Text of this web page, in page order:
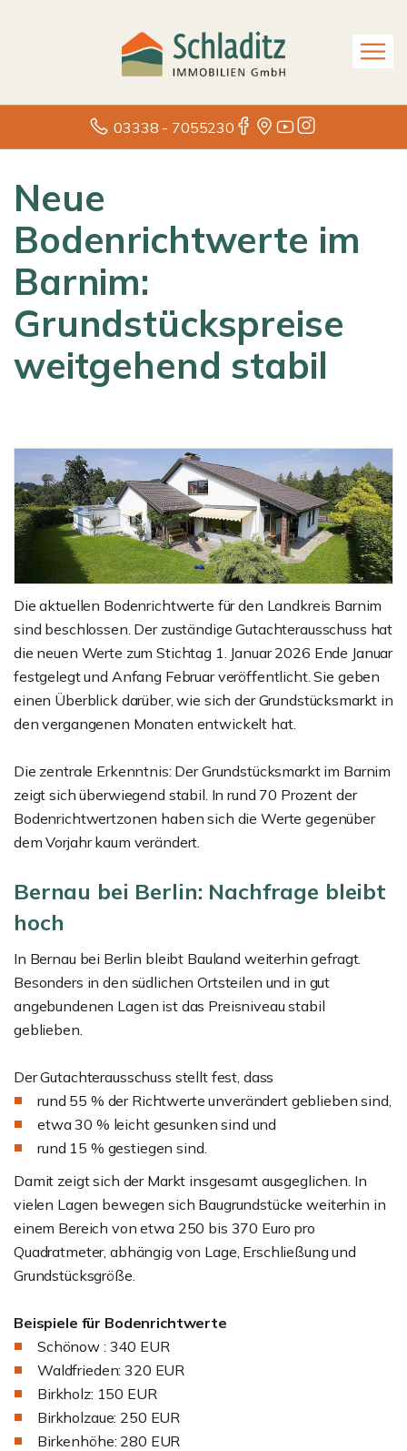
03338 - 7055230
Neue
Bodenrichtwerte im
Barnim:
Grundstückspreise
weitgehend stabil
Die aktuellen Bodenrichtwerte für den Landkreis Barnim
sind beschlossen. Der zuständige Gutachterausschuss hat
die neuen Werte zum Stichtag 1. Januar 2026 Ende Januar
festgelegt und Anfang Februar veröffentlicht. Sie geben
einen Überblick darüber, wie sich der Grundstücksmarkt in
den vergangenen Monaten entwickelt hat.
Die zentrale Erkenntnis: Der Grundstücksmarkt im Barnim
zeigt sich überwiegend stabil. In rund 70 Prozent der
Bodenrichtwertzonen haben sich die Werte gegenüber
dem Vorjahr kaum verändert.
Bernau bei Berlin: Nachfrage bleibt
hoch
In Bernau bei Berlin bleibt Bauland weiterhin gefragt.
Besonders in den südlichen Ortsteilen und in gut
angebundenen Lagen ist das Preisniveau stabil
geblieben.
Der Gutachterausschuss stellt fest, dass
rund 55 % der Richtwerte unverändert geblieben sind,
etwa 30 % leicht gesunken sind und
rund 15 % gestiegen sind.
Damit zeigt sich der Markt insgesamt ausgeglichen. In
vielen Lagen bewegen sich Baugrundstücke weiterhin in
einem Bereich von etwa 250 bis 370 Euro pro
Quadratmeter, abhängig von Lage, Erschließung und
Grundstücksgröße.
Beispiele für Bodenrichtwerte
Schönow : 340 EUR
Waldfrieden: 320 EUR
Birkholz: 150 EUR
Birkholzaue: 250 EUR
Birkenhöhe: 280 EUR